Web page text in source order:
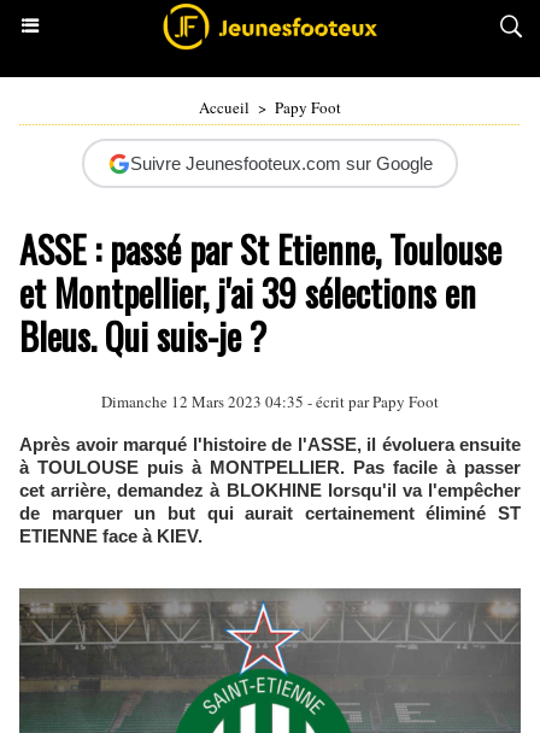
Accueil > Papy Foot
Suivre Jeunesfooteux.com sur Google
ASSE : passé par St Etienne, Toulouse
et Montpellier, j'ai 39 sélections en
Bleus. Qui suis-je ?
Dimanche 12 Mars 2023 04:35 - écrit parPapy Foot
Après avoir marqué l'histoire de l'ASSE, il évoluera ensuite
à TOULOUSE puis à MONTPELLIER. Pas facile à passer
cet arrière, demandez à BLOKHINE lorsqu'il va l'empêcher
de marquer un but qui aurait certainement éliminé ST
ETIENNE face à KIEV.